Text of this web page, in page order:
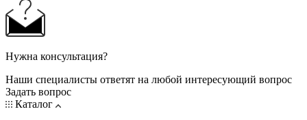
Нужна консультация?
Наши специалисты ответят на любой интересующий вопрос
Задать вопрос
Каталог